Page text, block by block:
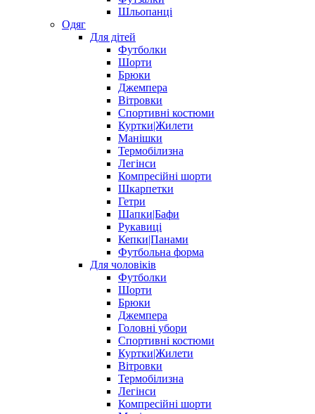
Шльопанці
Одяг
Для дітей
Футболки
Шорти
Брюки
Джемпера
Вітровки
Спортивні костюми
Куртки|Жилети
Манішки
Термобілизна
Легінси
Компресійні шорти
Шкарпетки
Гетри
Шапки|Бафи
Рукавиці
Кепки|Панами
Футбольна форма
Для чоловіків
Футболки
Шорти
Брюки
Джемпера
Головні убори
Спортивні костюми
Куртки|Жилети
Вітровки
Термобілизна
Легінси
Компресійні шорти